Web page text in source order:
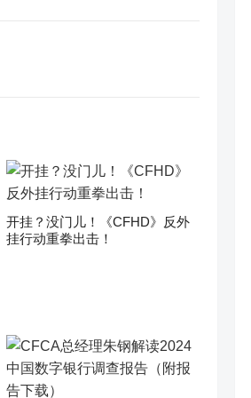
开挂？没门儿！《CFHD》反外
挂行动重拳出击！